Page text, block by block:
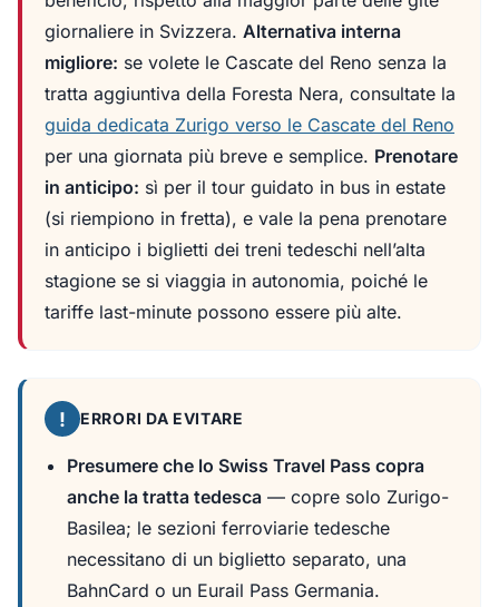
giornaliere in Svizzera. Alternativa interna
migliore: se volete le Cascate del Reno senza la
tratta aggiuntiva della Foresta Nera, consultate la
guida dedicata Zurigo verso le Cascate del Reno
per una giornata più breve e semplice. Prenotare
in anticipo: sì per il tour guidato in bus in estate
(si riempiono in fretta), e vale la pena prenotare
in anticipo i biglietti dei treni tedeschi nell’alta
stagione se si viaggia in autonomia, poiché le
tariffe last-minute possono essere più alte.
! ERRORI DA EVITARE
Presumere che lo Swiss Travel Pass copra
anche la tratta tedesca — copre solo Zurigo-
Basilea; le sezioni ferroviarie tedesche
necessitano di un biglietto separato, una
BahnCard o un Eurail Pass Germania.